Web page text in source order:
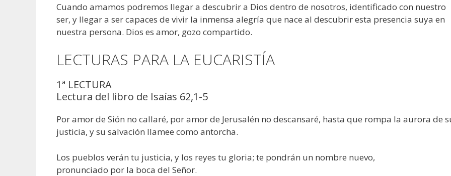
Cuando amamos podremos llegar a descubrir a Dios dentro de nosotros, identificado con nuestro
ser, y llegar a ser capaces de vivir la inmensa alegría que nace al descubrir esta presencia suya en
nuestra persona. Dios es amor, gozo compartido.
LECTURAS PARA LA EUCARISTÍA
1ª LECTURA
Lectura del libro de Isaías 62,1-5
Por amor de Sión no callaré, por amor de Jerusalén no descansaré, hasta que rompa la aurora de
justicia, y su salvación llamee como antorcha.
Los pueblos verán tu justicia, y los reyes tu gloria; te pondrán un nombre nuevo,
pronunciado por la boca del Señor.